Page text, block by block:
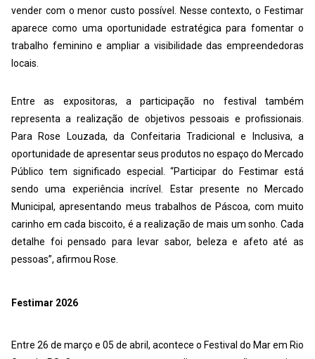
vender com o menor custo possível. Nesse contexto, o Festimar
aparece como uma oportunidade estratégica para fomentar o
trabalho feminino e ampliar a visibilidade das empreendedoras
locais.
Entre as expositoras, a participação no festival também
representa a realização de objetivos pessoais e profissionais.
Para Rose Louzada, da Confeitaria Tradicional e Inclusiva, a
oportunidade de apresentar seus produtos no espaço do Mercado
Público tem significado especial. “Participar do Festimar está
sendo uma experiência incrível. Estar presente no Mercado
Municipal, apresentando meus trabalhos de Páscoa, com muito
carinho em cada biscoito, é a realização de mais um sonho. Cada
detalhe foi pensado para levar sabor, beleza e afeto até as
pessoas”, afirmou Rose.
Festimar 2026
Entre 26 de março e 05 de abril, acontece o Festival do Mar em Rio